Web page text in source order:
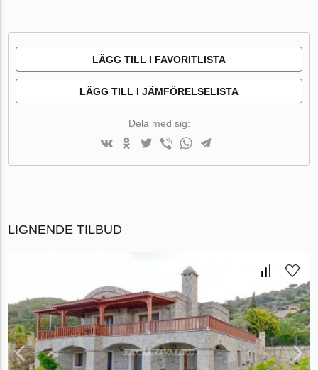
LÄGG TILL I FAVORITLISTA
LÄGG TILL I JÄMFÖRELSELISTA
Dela med sig:
LIGNENDE TILBUD